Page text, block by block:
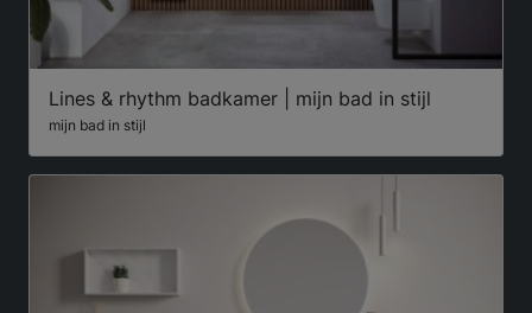
Lines & rhythm badkamer | mijn bad in stijl
mijn bad in stijl